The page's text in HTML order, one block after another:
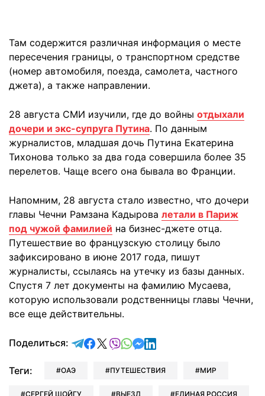
Там содержится различная информация о месте
пересечения границы, о транспортном средстве
(номер автомобиля, поезда, самолета, частного
джета), а также направлении.
28 августа СМИ изучили, где до войны отдыхали
дочери и экс-супруга Путина. По данным
журналистов, младшая дочь Путина Екатерина
Тихонова только за два года совершила более 35
перелетов. Чаще всего она бывала во Франции.
Напомним, 28 августа стало известно, что дочери
главы Чечни Рамзана Кадырова летали в Париж
под чужой фамилией на бизнес-джете отца.
Путешествие во французскую столицу было
зафиксировано в июне 2017 года, пишут
журналисты, ссылаясь на утечку из базы данных.
Спустя 7 лет документы на фамилию Мусаева,
которую использовали родственницы главы Чечни,
все еще действительны.
Поделиться: отправить в Telegram
поделиться в Facebook
поделиться в X
отправить в Viber
отправить в Whatsapp
отправить в Messenger
отправить в LinkedIn
Теги: ОАЭ ПУТЕШЕСТВИЯ МИР
СЕРГЕЙ ШОЙГУ ВЫЕЗД ЕДИНАЯ РОССИЯ